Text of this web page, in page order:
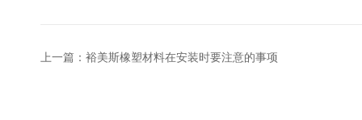
上一篇： 裕美斯橡塑材料在安装时要注意的事项